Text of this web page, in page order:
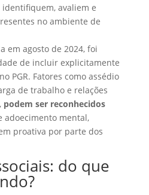
avaliem e
no ambiente de
em agosto de 2024, foi
de incluir explicitamente
no PGR. Fatores como assédio
de trabalho e relações
podem ser reconhecidos
adoecimento mental,
proativa por parte dos
do que